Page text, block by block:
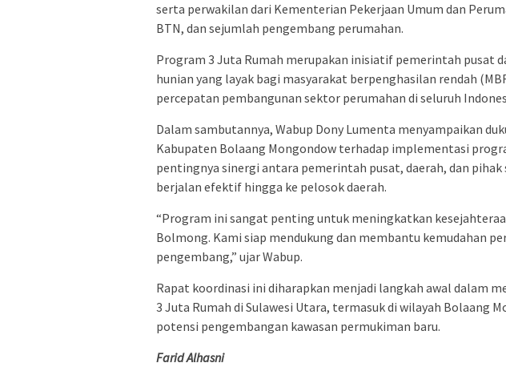
serta perwakilan dari Kementerian Pekerjaan Umum dan
BTN, dan sejumlah pengembang perumahan.
Program 3 Juta Rumah merupakan inisiatif pemerintah pusat
hunian yang layak bagi masyarakat berpenghasilan rendah
percepatan pembangunan sektor perumahan di seluruh
Dalam sambutannya, Wabup Dony Lumenta menyampaikan
Kabupaten Bolaang Mongondow terhadap implementasi
pentingnya sinergi antara pemerintah pusat, daerah, dan
berjalan efektif hingga ke pelosok daerah.
“Program ini sangat penting untuk meningkatkan
Bolmong. Kami siap mendukung dan membantu kemudahan
pengembang,” ujar Wabup.
Rapat koordinasi ini diharapkan menjadi langkah awal dalam
3 Juta Rumah di Sulawesi Utara, termasuk di wilayah Bolaang
potensi pengembangan kawasan permukiman baru.
Farid Alhasni